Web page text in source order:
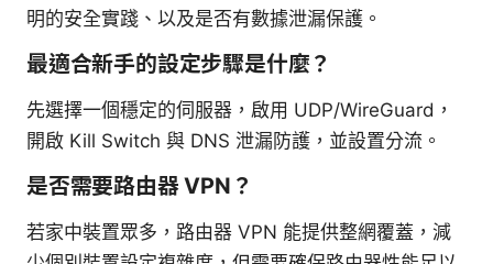
明的安全實踐、以及是否有數據泄漏保護。
最適合新手的設定步驟是什麼？
先選擇一個穩定的伺服器，啟用 UDP/WireGuard，
開啟 Kill Switch 與 DNS 泄漏防護，並設置分流。
是否需要路由器 VPN？
若家中裝置眾多，路由器 VPN 能提供整網覆蓋，減